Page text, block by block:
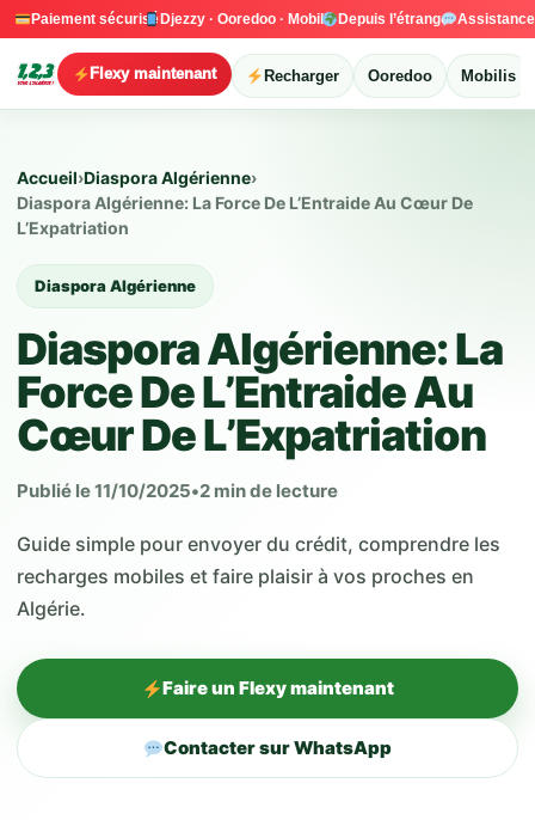
Paiement sécurisé Djezzy · Ooredoo · Mobilis Depuis l’étranger
Recharger Ooredoo Mobilis
Flexy maintenant
Accueil›Diaspora Algérienne›
Diaspora Algérienne: La Force De L’Entraide Au Cœur De
L’Expatriation
Diaspora Algérienne
Diaspora Algérienne: La
Force De L’Entraide Au
Cœur De L’Expatriation
Publié le 11/10/2025•2 min de lecture
Guide simple pour envoyer du crédit, comprendre les
recharges mobiles et faire plaisir à vos proches en
Algérie.
Faire un Flexy maintenant
Contacter sur WhatsApp